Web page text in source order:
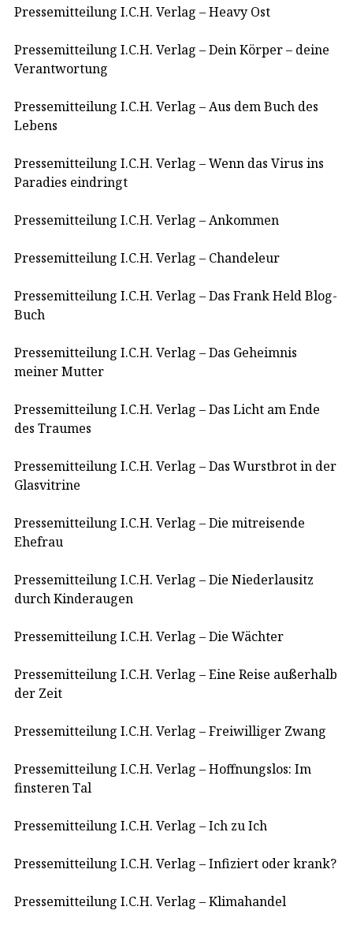
Pressemitteilung I.C.H. Verlag – Heavy Ost
Pressemitteilung I.C.H. Verlag – Dein Körper – deine
Verantwortung
Pressemitteilung I.C.H. Verlag – Aus dem Buch des
Lebens
Pressemitteilung I.C.H. Verlag – Wenn das Virus ins
Paradies eindringt
Pressemitteilung I.C.H. Verlag – Ankommen
Pressemitteilung I.C.H. Verlag – Chandeleur
Pressemitteilung I.C.H. Verlag – Das Frank Held Blog-
Buch
Pressemitteilung I.C.H. Verlag – Das Geheimnis
meiner Mutter
Pressemitteilung I.C.H. Verlag – Das Licht am Ende
des Traumes
Pressemitteilung I.C.H. Verlag – Das Wurstbrot in der
Glasvitrine
Pressemitteilung I.C.H. Verlag – Die mitreisende
Ehefrau
Pressemitteilung I.C.H. Verlag – Die Niederlausitz
durch Kinderaugen
Pressemitteilung I.C.H. Verlag – Die Wächter
Pressemitteilung I.C.H. Verlag – Eine Reise außerhalb
der Zeit
Pressemitteilung I.C.H. Verlag – Freiwilliger Zwang
Pressemitteilung I.C.H. Verlag – Hoffnungslos: Im
finsteren Tal
Pressemitteilung I.C.H. Verlag – Ich zu Ich
Pressemitteilung I.C.H. Verlag – Infiziert oder krank?
Pressemitteilung I.C.H. Verlag – Klimahandel